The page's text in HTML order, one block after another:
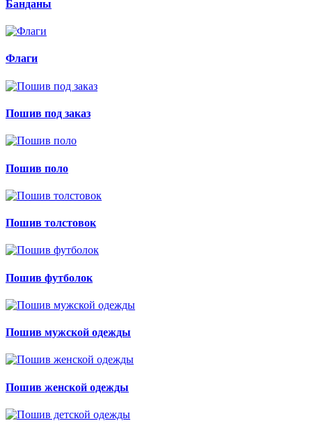
Банданы
Флаги
Пошив под заказ
Пошив поло
Пошив толстовок
Пошив футболок
Пошив мужской одежды
Пошив женской одежды